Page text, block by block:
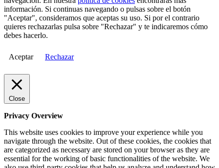
información. Si continuas navegando o pulsas sobre el botón
"Aceptar", consideramos que aceptas su uso. Si por el contrario
quieres rechazarlas pulsa sobre "Rechazar" y te indicaremos cómo
debes hacerlo.
Aceptar Rechazar
Close
Privacy Overview
This website uses cookies to improve your experience while you
navigate through the website. Out of these cookies, the cookies that
are categorized as necessary are stored on your browser as they are
essential for the working of basic functionalities of the website. We